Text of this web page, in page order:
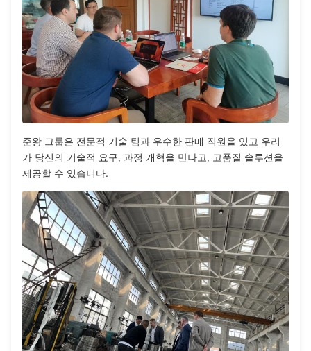
준왕 그룹은 전문적 기술 팀과 우수한 판매 직원을 있고 우리
가 당신의 기술적 요구, 과정 개혁을 만나고, 고품질 솔루션을
제공할 수 있습니다.